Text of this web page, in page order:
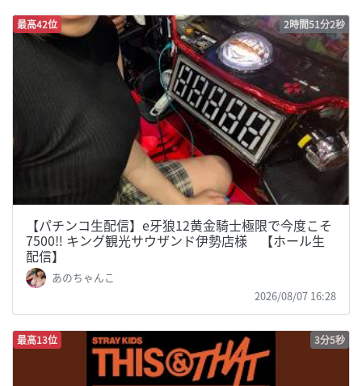
最高42位 2時間51分2秒
【パチンコ生配信】e牙狼12黄金騎士極限で今度こそ
7500‼︎ キング観光サウザンド伊勢店様 【ホール生
配信】
あのちゃんこ
2026/08/07 16:28
最高13位 3分5秒